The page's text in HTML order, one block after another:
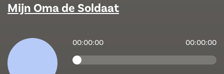
Mijn Oma de Soldaat
00:00:00 00:00:00